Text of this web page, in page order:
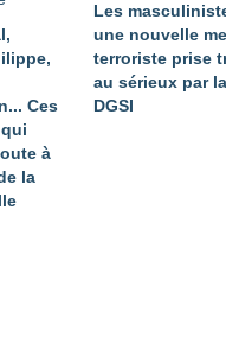
Ces
à
la
Les
une nouvelle
terroriste prise
au sérieux par la
DGSI